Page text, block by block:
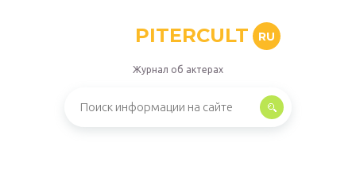
PITERCULT RU
Журнал об актерах